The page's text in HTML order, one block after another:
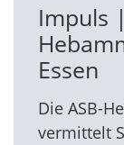
Impuls |
Essen
Die ASB-
vermittelt